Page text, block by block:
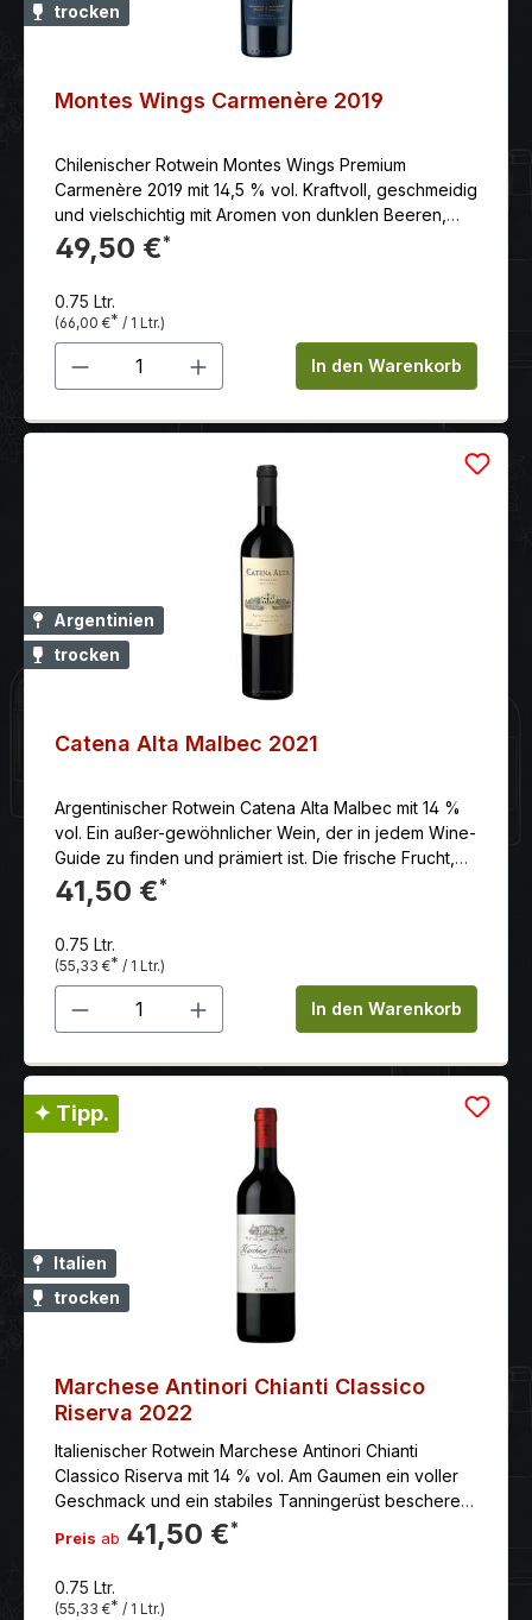
trocken
Montes Wings Carmenère 2019
Chilenischer Rotwein Montes Wings Premium
Carmenère 2019 mit 14,5 % vol. Kraftvoll, geschmeidig
und vielschichtig mit Aromen von dunklen Beeren,
schwarzem Pfeffer und den süßen Röstnoten der
Fassreife. Wunderschön ausbalanciert mit endlos
49,50 €*
0.75 Ltr.
(66,00 €* / 1 Ltr.)
Produkt Anzahl: Gib denIn den Warenkorb
Argentinien
trocken
Catena Alta Malbec 2021
Argentinischer Rotwein Catena Alta Malbec mit 14 %
vol. Ein außer-gewöhnlicher Wein, der in jedem Wine-
Guide zu finden und prämiert ist. Die frische Frucht,
das sehr feine Tannin und die atemberaubende
Struktur sprechen Bände.
41,50 €*
0.75 Ltr.
(55,33 €* / 1 Ltr.)
Produkt Anzahl: Gib denIn den Warenkorb
✦ Tipp.
Italien
trocken
Marchese Antinori Chianti Classico
Riserva 2022
Italienischer Rotwein Marchese Antinori Chianti
Classico Riserva mit 14 % vol. Am Gaumen ein voller
Geschmack und ein stabiles Tanningerüst bescheren
ein wahres Geschmackserlebnis. Bereits jetzt schon
ein Genuss.
Preis ab 41,50 €*
0.75 Ltr.
(55,33 €* / 1 Ltr.)